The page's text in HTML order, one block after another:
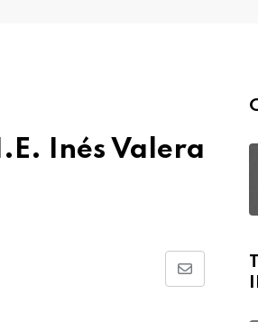
Inés Valera